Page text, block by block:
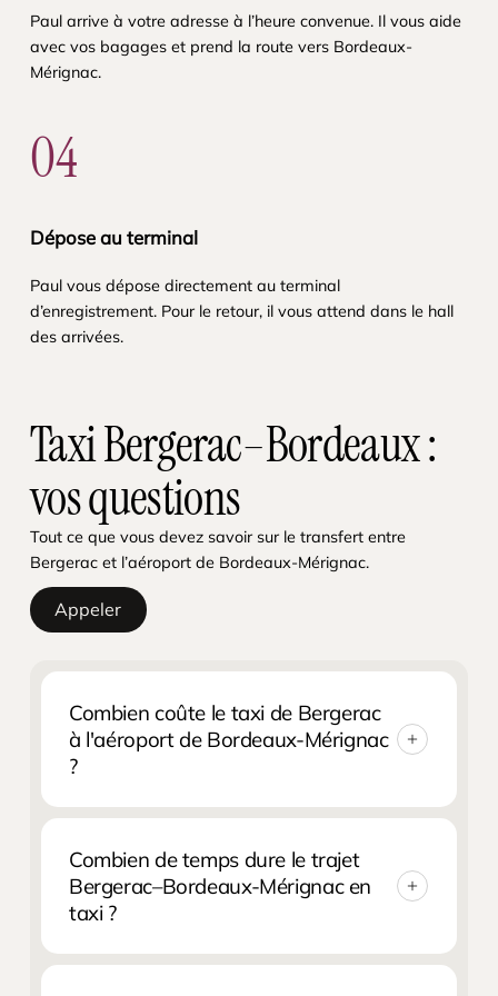
Paul arrive à votre adresse à l’heure convenue. Il vous aide
avec vos bagages et prend la route vers Bordeaux-
Mérignac.
04
Dépose au terminal
Paul vous dépose directement au terminal
d’enregistrement. Pour le retour, il vous attend dans le hall
des arrivées.
Taxi Bergerac–Bordeaux :
vos questions
Tout ce que vous devez savoir sur le transfert entre
Bergerac et l’aéroport de Bordeaux-Mérignac.
Appeler
Combien coûte le taxi de Bergerac
à l'aéroport de Bordeaux-Mérignac
?
Le tarif est établi sur devis selon le tarif
(environ 1h10), contactez Paul au 06 89 52 84
48 pour un tarif fixe garanti avant votre départ.
Paiement accepté en espèces, carte bancaire ou
Combien de temps dure le trajet
Bergerac–Bordeaux-Mérignac en
taxi ?
Le trajet dure environ 1h10 depuis Bergerac